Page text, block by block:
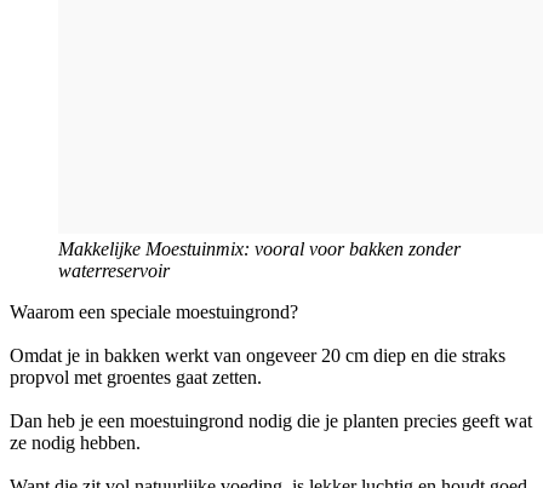
Makkelijke Moestuinmix: vooral voor bakken zonder
waterreservoir
Waarom een speciale moestuingrond?
Omdat je in bakken werkt van ongeveer 20 cm diep en die straks
propvol met groentes gaat zetten.
Dan heb je een moestuingrond nodig die je planten precies geeft wat
ze nodig hebben.